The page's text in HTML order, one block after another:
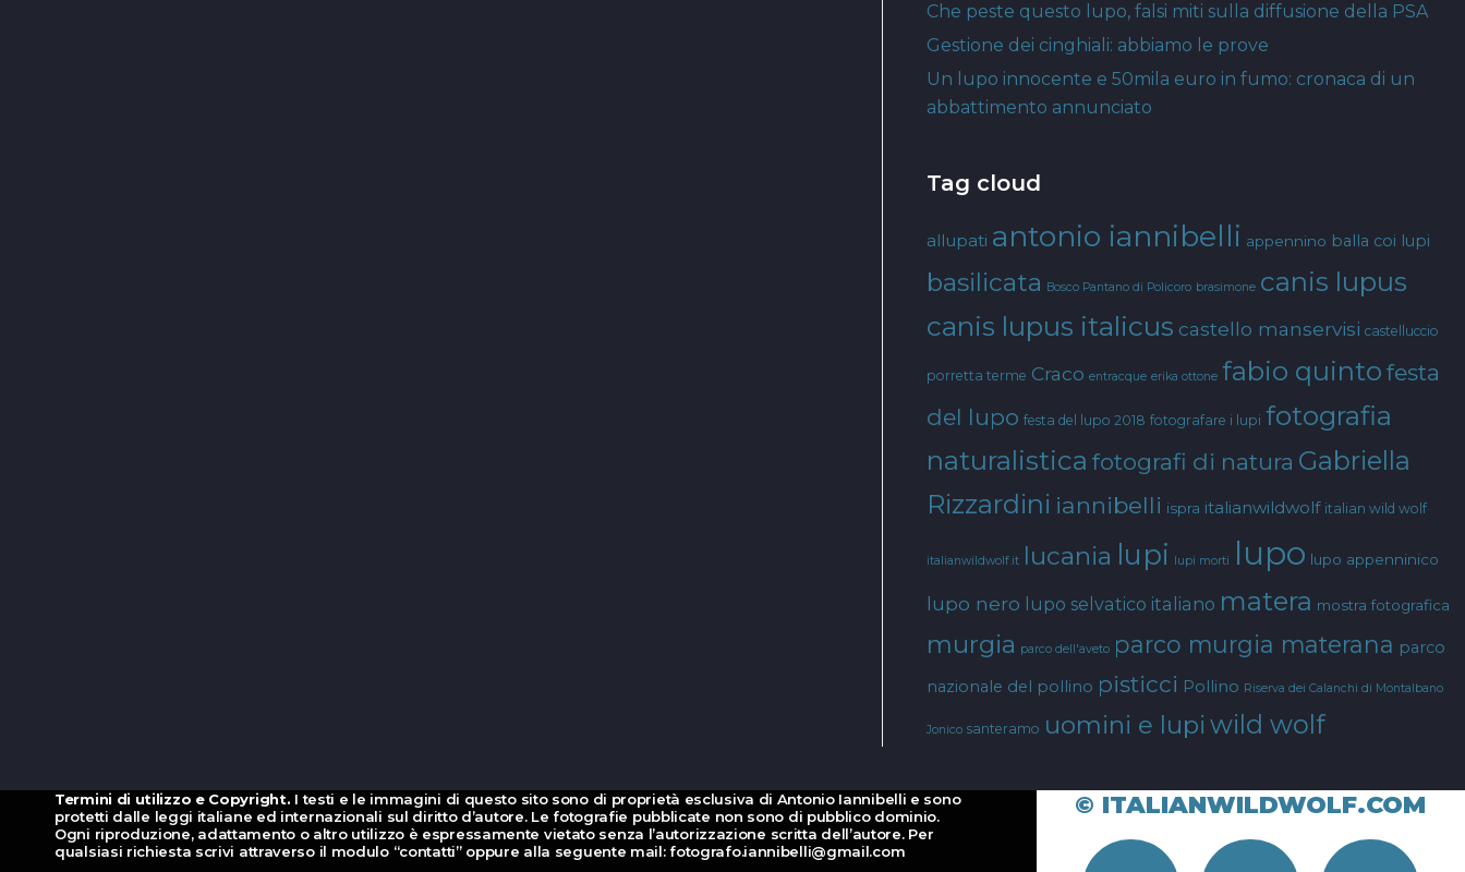
Che peste questo lupo, falsi miti sulla diffusione della PSA
Gestione dei cinghiali: abbiamo le prove
Un lupo innocente e 50mila euro in fumo: cronaca di un
abbattimento annunciato
Tag cloud
allupati antonio iannibelli appennino balla coi lupi
basilicata Bosco Pantano di Policoro brasimone canis lupus
canis lupus italicus castello manservisi castelluccio
porretta terme Craco entracque erika ottone fabio quinto festa
del lupo festa del lupo 2018 fotografare i lupi fotografia
naturalistica fotografi di natura Gabriella
Rizzardini iannibelli ispra italianwildwolf italian wild wolf
italianwildwolf.it lucania lupi lupi morti lupo lupo appenninico
lupo nero lupo selvatico italiano matera mostra fotografica
murgia parco dell'aveto parco murgia materana parco
nazionale del pollino pisticci Pollino Riserva dei Calanchi di Montalbano
Jonico santeramo uomini e lupi wild wolf
Termini di utilizzo e Copyright. I testi e le immagini di questo sito sono di proprietà esclusiva di Antonio Iannibelli e sono
protetti dalle leggi italiane ed internazionali sul diritto d’autore. Le fotografie pubblicate non sono di pubblico dominio.
Ogni riproduzione, adattamento o altro utilizzo è espressamente vietato senza l’autorizzazione scritta dell’autore. Per
qualsiasi richiesta scrivi attraverso il modulo “contatti” oppure alla seguente mail: fotografo.iannibelli@gmail.com
© ITALIANWILDWOLF.COM